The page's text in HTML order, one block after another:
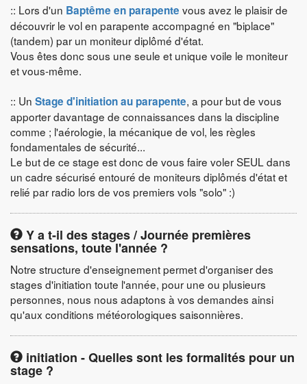
:: Lors d'un Baptême en parapente vous avez le plaisir de
découvrir le vol en parapente accompagné en "biplace"
(tandem) par un moniteur diplômé d'état.
Vous êtes donc sous une seule et unique voile le moniteur
et vous-même.
:: Un Stage d'initiation au parapente, a pour but de vous
apporter davantage de connaissances dans la discipline
comme ; l'aérologie, la mécanique de vol, les règles
fondamentales de sécurité...
Le but de ce stage est donc de vous faire voler SEUL dans
un cadre sécurisé entouré de moniteurs diplômés d'état et
relié par radio lors de vos premiers vols "solo" :)
Y a t-il des stages / Journée premières
sensations, toute l'année ?
Notre structure d'enseignement permet d'organiser des
stages d'initiation toute l'année, pour une ou plusieurs
personnes, nous nous adaptons à vos demandes ainsi
qu'aux conditions météorologiques saisonnières.
initiation - Quelles sont les formalités pour un
stage ?